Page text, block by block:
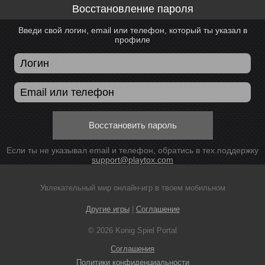
Восстановление пароля
Введи свой логин, email или телефон, который ты указал в
профиле
Восстановить пароль
Если ты не указывал email и телефон, обратись в тех.поддержку
support@playtox.com
Увлекательный мир онлайн-игр в твоем мобильном
Другие игры| Соглашение
© 2026 Konig Spiel Portal
Соглашения
Политики конфиденциальности